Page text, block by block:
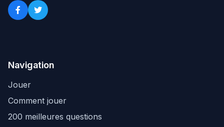
Navigation
Jouer
Comment jouer
200 meilleures questions